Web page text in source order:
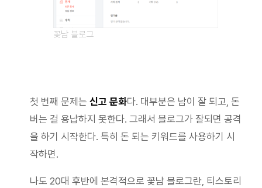
꽃남 블로그
첫 번째 문제는 신고 문화다. 대부분은 남이 잘 되고, 돈
버는 걸 용납하지 못한다. 그래서 블로그가 잘되면 공격
을 하기 시작한다. 특히 돈 되는 키워드를 사용하기 시
작하면.
나도 20대 후반에 본격적으로 꽃남 블로그란, 티스토리